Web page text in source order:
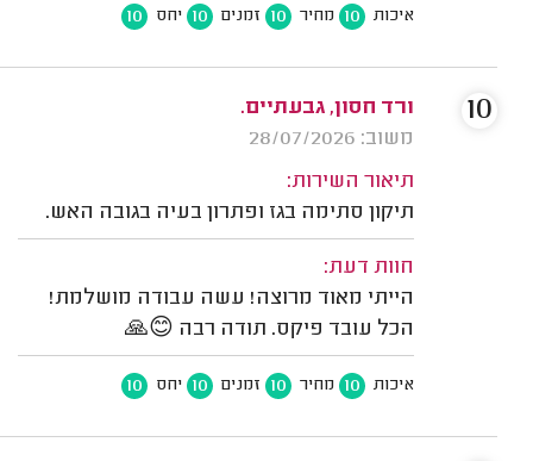
איכות 10 מחיר 10 זמנים 10 יחס 10
ורד חסון, גבעתיים.
משוב: 28/07/2026
תיאור השירות:
תיקון סתימה בגז ופתרון בעיה בגובה האש.
חוות דעת:
הייתי מאוד מרוצה! עשה עבודה מושלמת!
הכל עובד פיקס. תודה רבה 😊🙏
איכות 10 מחיר 10 זמנים 10 יחס 10
10